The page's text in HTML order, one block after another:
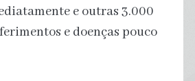
e outras 3.000
e doenças pouco